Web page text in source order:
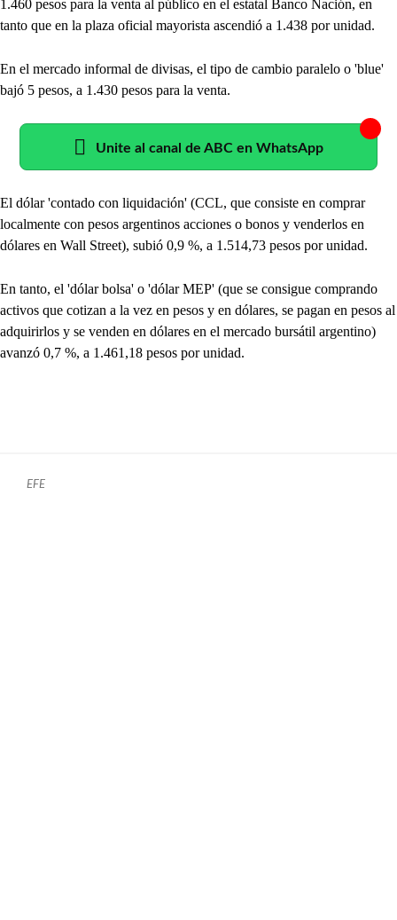
1.460 pesos para la venta al público en el estatal Banco Nación, en
tanto que en la plaza oficial mayorista ascendió a 1.438 por unidad.
En el mercado informal de divisas, el tipo de cambio paralelo o 'blue'
bajó 5 pesos, a 1.430 pesos para la venta.
Unite al canal de ABC en WhatsApp
El dólar 'contado con liquidación' (CCL, que consiste en comprar
localmente con pesos argentinos acciones o bonos y venderlos en
dólares en Wall Street), subió 0,9 %, a 1.514,73 pesos por unidad.
En tanto, el 'dólar bolsa' o 'dólar MEP' (que se consigue comprando
activos que cotizan a la vez en pesos y en dólares, se pagan en pesos al
adquirirlos y se venden en dólares en el mercado bursátil argentino)
avanzó 0,7 %, a 1.461,18 pesos por unidad.
EFE